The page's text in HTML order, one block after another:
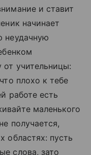
и ставит
начинает
неудачную
от учительницы:
плохо к тебе
работе есть
маленького
получается,
областях: пусть
слова, зато